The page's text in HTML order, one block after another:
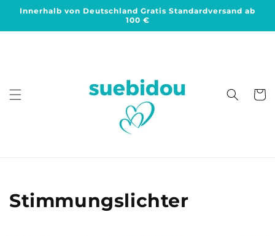
zum
Innerhalb von Deutschland Gratis Standardversand ab
100 €
K
Stimmungslichter